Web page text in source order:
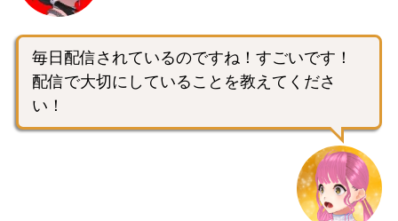
毎日配信されているのですね！すごいです！
配信で大切にしていることを教えてくださ
い！